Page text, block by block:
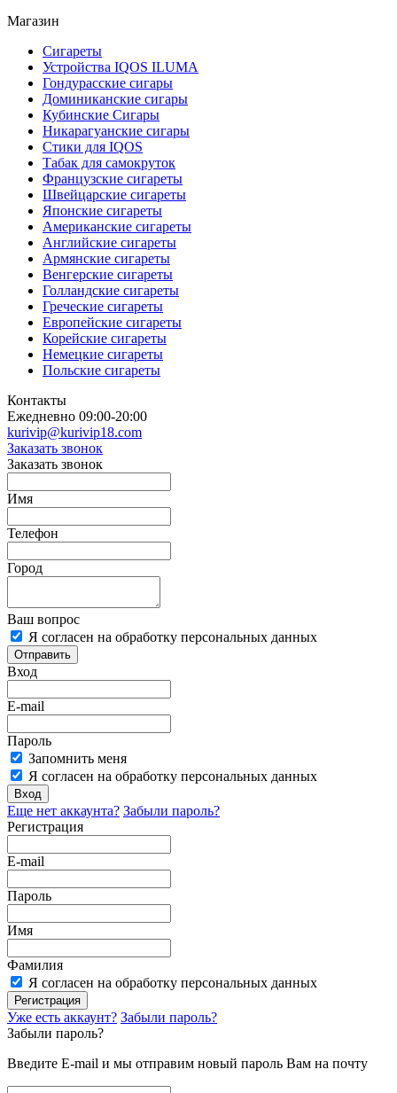
Магазин
Сигареты
Устройства IQOS ILUMA
Гондурасские сигары
Доминиканские сигары
Кубинские Сигары
Никарагуанские сигары
Стики для IQOS
Табак для самокруток
Французские сигареты
Швейцарские сигареты
Японские сигареты
Американские сигареты
Английские сигареты
Армянские сигареты
Венгерские сигареты
Голландские сигареты
Греческие сигареты
Европейские сигареты
Корейские сигареты
Немецкие сигареты
Польские сигареты
Контакты
Ежедневно 09:00-20:00
kurivip@kurivip18.com
Заказать звонок
Заказать звонок
Имя
Телефон
Город
Ваш вопрос
Я согласен на обработку персональных данных
Отправить
Вход
E-mail
Пароль
Запомнить меня
Я согласен на обработку персональных данных
Вход
Еще нет аккаунта? Забыли пароль?
Регистрация
E-mail
Пароль
Имя
Фамилия
Я согласен на обработку персональных данных
Регистрация
Уже есть аккаунт? Забыли пароль?
Забыли пароль?
Введите E-mail и мы отправим новый пароль Вам на почту